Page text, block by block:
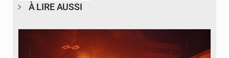
À LIRE AUSSI